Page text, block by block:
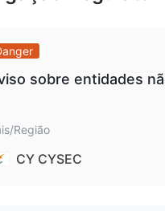
futuros de commodities,
de conta
contas islâmicas (sem swap)
Finotive Funding não
sobre entidades
Região
CY CYSEC